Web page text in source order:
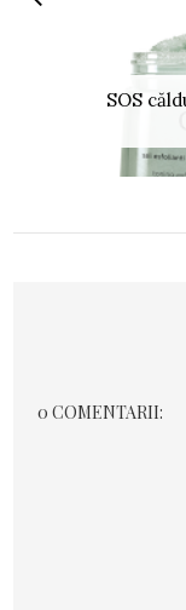
SOS
0 COMENTARII: